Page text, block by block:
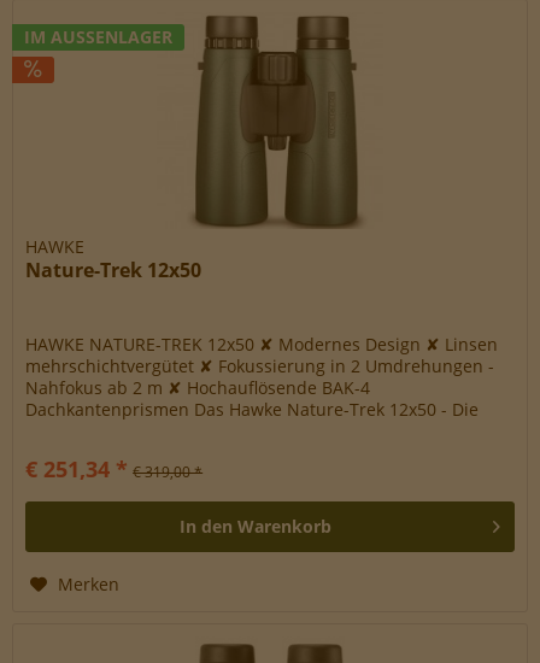
IM AUSSENLAGER
HAWKE
Nature-Trek 12x50
HAWKE NATURE-TREK 12x50 ✘ Modernes Design ✘ Linsen
mehrschichtvergütet ✘ Fokussierung in 2 Umdrehungen -
Nahfokus ab 2 m ✘ Hochauflösende BAK-4
Dachkantenprismen Das Hawke Nature-Trek 12x50 - Die
€ 251,34 * € 319,00 *
In den Warenkorb
Merken